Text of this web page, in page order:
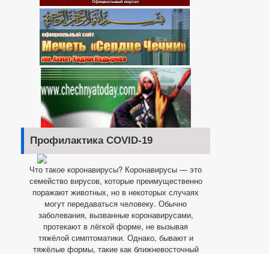
Профилактика COVID-19
Что такое коронавирусы? Коронавирусы — это
семейство вирусов, которые преимущественно
поражают животных, но в некоторых случаях
могут передаваться человеку. Обычно
заболевания, вызванные коронавирусами,
протекают в лёгкой форме, не вызывая
тяжёлой симптоматики. Однако, бывают и
тяжёлые формы, такие как ближневосточный